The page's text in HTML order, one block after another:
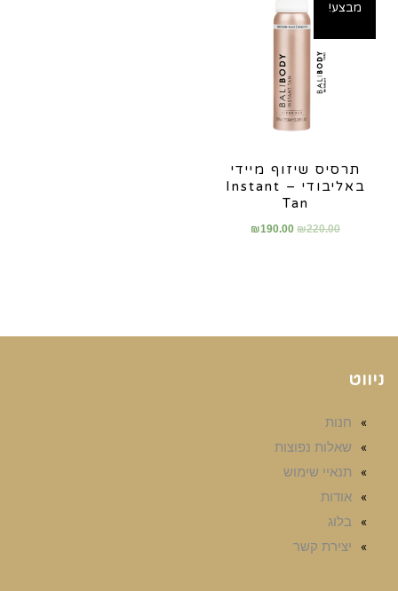
מבצע!
תרסיס שיזוף מיידי
באליבודי – Instant
Tan
₪220.00
₪190.00
ניווט
חנות
שאלות נפוצות
תנאיי שימוש
אודות
בלוג
יצירת קשר